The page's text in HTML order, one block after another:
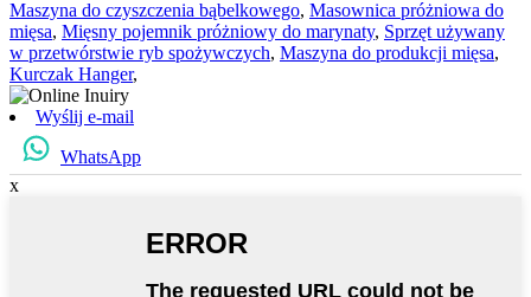
Maszyna do czyszczenia bąbelkowego, Masownica próżniowa do
mięsa, Mięsny pojemnik próżniowy do marynaty, Sprzęt używany
w przetwórstwie ryb spożywczych, Maszyna do produkcji mięsa,
Kurczak Hanger,
Wyślij e-mail
WhatsApp
x